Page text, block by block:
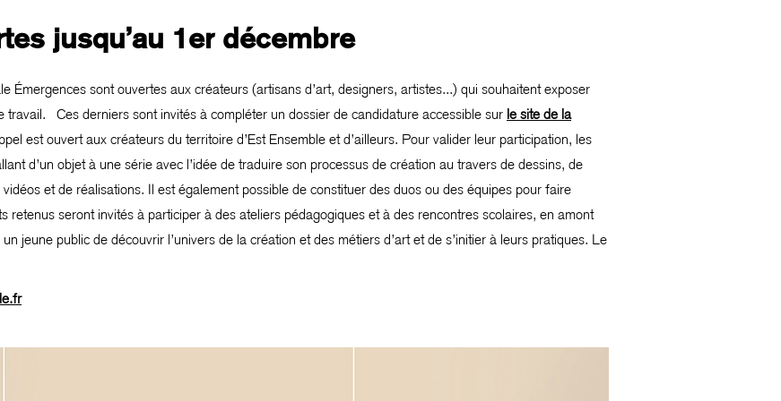
jusqu’au 1er décembre
Émergences sont ouvertes aux créateurs (artisans d’art, designers, artistes...) qui souhaitent exposer
travail. Ces derniers sont invités à compléter un dossier de candidature accessible sur le site de la
est ouvert aux créateurs du territoire d’Est Ensemble et d’ailleurs. Pour valider leur participation, les
d’un objet à une série avec l’idée de traduire son processus de création au travers de dessins, de
et de réalisations. Il est également possible de constituer des duos ou des équipes pour faire
retenus seront invités à participer à des ateliers pédagogiques et à des rencontres scolaires, en amont
jeune public de découvrir l’univers de la création et des métiers d’art et de s’initier à leurs pratiques. Le